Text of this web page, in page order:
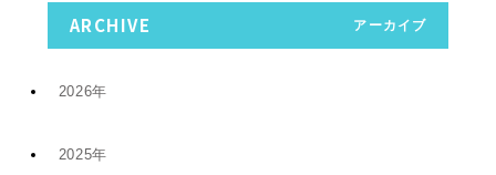
ARCHIVE アーカイブ
2026年
7月 (9)
2025年